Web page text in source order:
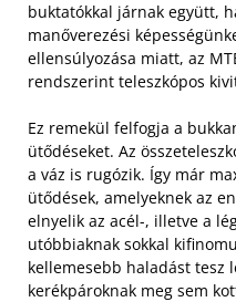
buktatókkal járnak együtt,
manőverezési
ellensúlyozása miatt, az
rendszerint teleszkópos
Ez remekül felfogja a
ütődéseket. Az
a váz is rugózik. Így már
ütődések, amelyeknek az
elnyelik az acél-, illetve a
utóbbiaknak sokkal
kellemesebb haladást tesz
kerékpároknak meg sem